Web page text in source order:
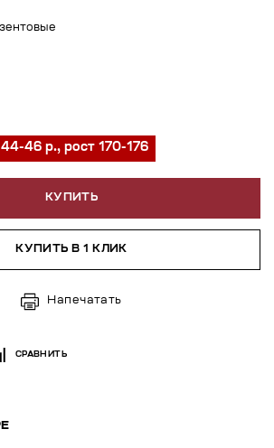
44-46 р., рост 170-176
КУПИТЬ
КУПИТЬ В 1 КЛИК
Напечатать
СРАВНИТЬ